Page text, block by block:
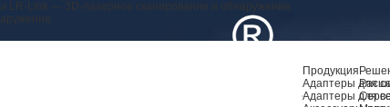
Продукция
Адаптеры для
Адаптеры для
LR-Link — 3D-лазерное сканирование и обнаружение